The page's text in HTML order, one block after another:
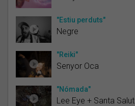
"Estiu perduts"
Negre
"Reiki"
Senyor Oca
"Nómada"
Lee Eye + Santa Salut